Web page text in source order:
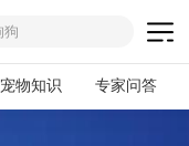
宠物知识 专家问答